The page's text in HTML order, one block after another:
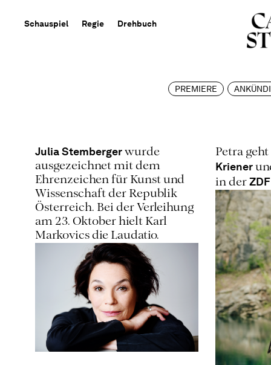
Schauspiel Regie Drehbuch
PREMIERE
Julia Stemberger wurde
ausgezeichnet mit dem
Ehrenzeichen für Kunst und
Wissenschaft der Republik
Österreich. Bei der Verleihung
am 23. Oktober hielt Karl
Markovics die Laudatio.
Petra
Kriener
in der